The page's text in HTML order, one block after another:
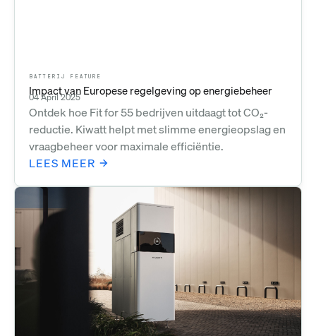
BATTERIJ FEATURE
Impact van Europese regelgeving op energiebeheer
04 April 2025
Ontdek hoe Fit for 55 bedrijven uitdaagt tot CO₂-
reductie. Kiwatt helpt met slimme energieopslag en
vraagbeheer voor maximale efficiëntie.
LEES MEER